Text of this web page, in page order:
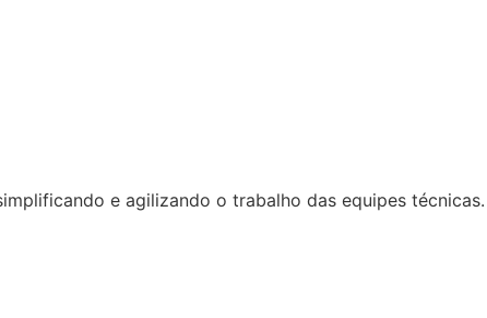
e agilizando o trabalho das equipes técnicas.